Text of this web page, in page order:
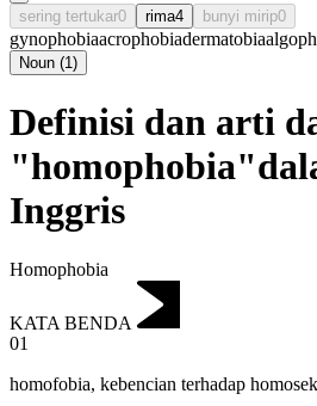
sering tertukar0 rima4 bunyi mirip0
gynophobiaacrophobiadermatobia
Noun (1)
Definisi dan arti
Inggris
Homophobia
KATA BENDA
01
homofobia, kebencian terhadap